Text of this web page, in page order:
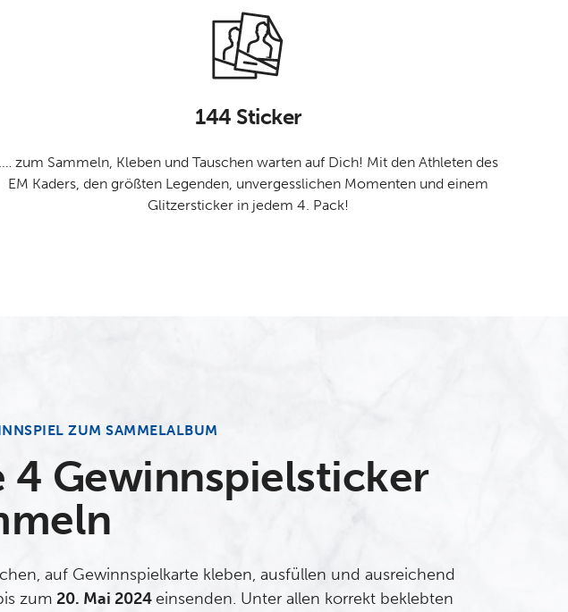
144 Sticker
.… zum Sammeln, Kleben und Tauschen warten auf Dich! Mit den Athleten des
EM Kaders, den größten Legenden, unvergesslichen Momenten und einem
Glitzersticker in jedem 4. Pack!
ZUM SAMMELALBUM
4 Gewinnspiel­sticker
auf Gewinnspielkarte kleben, ausfüllen und ausreichend
zum 20. Mai 2024einsenden. Unter allen korrekt beklebten